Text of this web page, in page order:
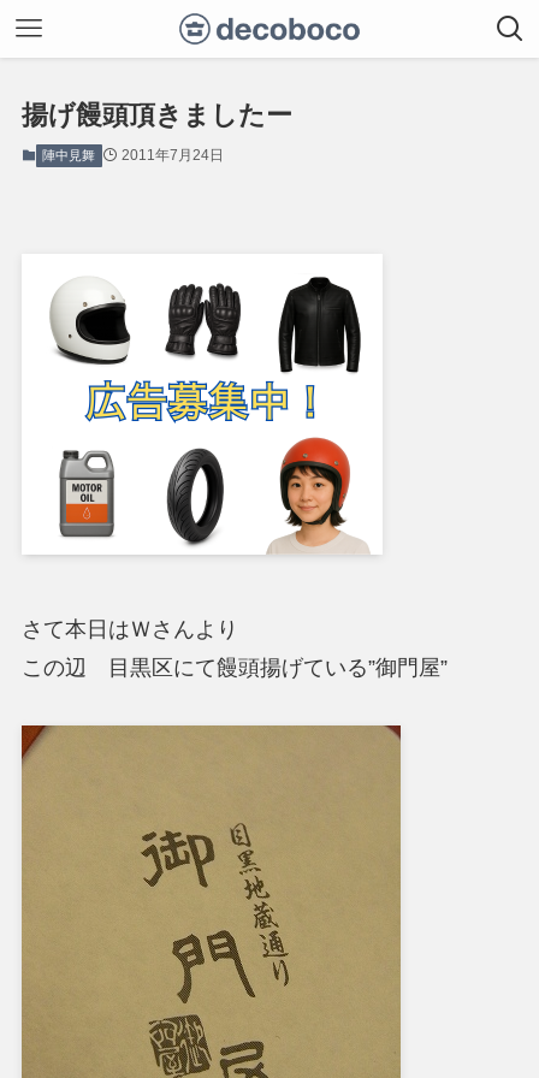
揚げ饅頭頂きましたー
陣中見舞 2011年7月24日
さて本日はＷさんより
この辺 目黒区にて饅頭揚げている”御門屋”